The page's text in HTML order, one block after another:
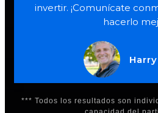
invertir. ¡Comunícate
hacerlo
*** Todos los resultados son